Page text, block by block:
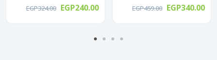
EGP324.00 EGP240.00
EGP459.00 EGP340.00